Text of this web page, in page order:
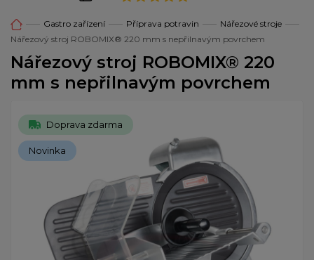
Gastro zařízení Příprava potravin
Nářezové stroje
Nářezový stroj ROBOMIX® 220 mm s nepřilnavým povrchem
Nářezový stroj ROBOMIX® 220
mm s nepřilnavým povrchem
Doprava zdarma
Novinka